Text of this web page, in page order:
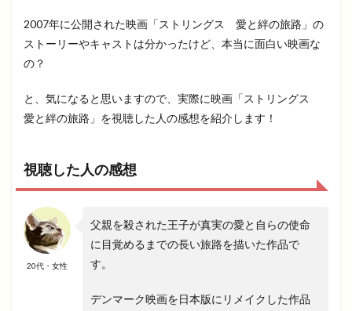
2007年に公開された映画「ストリングス 愛と絆の旅路」の
ストーリーやキャストは分かったけど、本当に面白い映画な
の？
と、気になると思いますので、実際に映画「ストリングス
愛と絆の旅路」を視聴した人の感想を紹介します！
視聴した人の感想
20代・女性
父親を殺された王子が真実の愛と自らの使命
に目覚めるまでの長い旅路を描いた作品で
す。
デンマーク映画を日本版にリメイクした作品